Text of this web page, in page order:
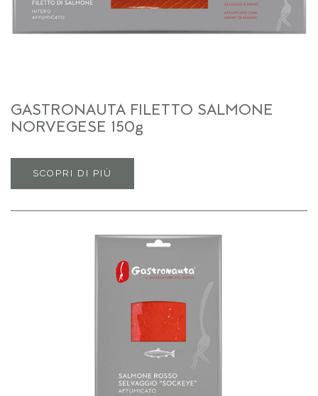
GASTRONAUTA FILETTO SALMONE
NORVEGESE 150g
SCOPRI DI PIÙ